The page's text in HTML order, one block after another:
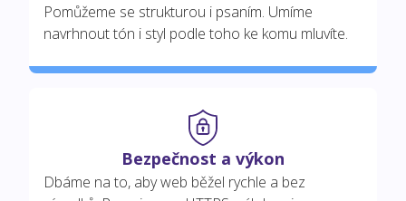
Pomůžeme se strukturou i psaním. Umíme
navrhnout tón i styl podle toho ke komu mluvíte.
Bezpečnost a výkon
Dbáme na to, aby web běžel rychle a bez